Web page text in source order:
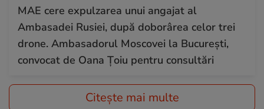
MAE cere expulzarea unui angajat al
Ambasadei Rusiei, după doborârea celor trei
drone. Ambasadorul Moscovei la București,
convocat de Oana Țoiu pentru consultări
Citește mai multe